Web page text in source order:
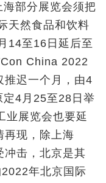
部分展览会须把
天然食品和饮料
14至16日延后至
China 2022
推迟一个月，由4
定4月25至28日举
业展览会也要延
再现，除上海
冲击，北京是其
年北京国际